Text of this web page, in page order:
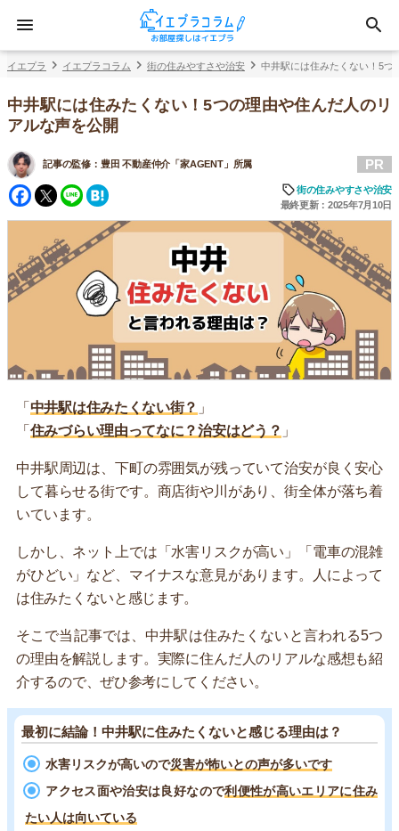
イエプラ イエプラコラム 街の住みやすさや治安 中井駅には住みたくない！5つ
中井駅には住みたくない！5つの理由や住んだ人のリ
アルな声を公開
記事の監修： 豊田 不動産仲介「家AGENT」所属
Facebook
Twitter
Line
PR
街の住みやすさや治安
最終更新：2025年7月10日
「 中井駅は住みたくない街？ 」
「 住みづらい理由ってなに？治安はどう？ 」
中井駅周辺は、下町の雰囲気が残っていて治安が良く安心
して暮らせる街です。商店街や川があり、街全体が落ち着
いています。
しかし、ネット上では「水害リスクが高い」「電車の混雑
がひどい」など、マイナスな意見があります。人によって
は住みたくないと感じます。
そこで当記事では、中井駅は住みたくないと言われる5つ
の理由を解説します。実際に住んだ人のリアルな感想も紹
介するので、ぜひ参考にしてください。
最初に結論！中井駅に住みたくないと感じる理由は？
水害リスクが高いので災害が怖いとの声が多いです
アクセス面や治安は良好なので利便性が高いエリアに住み
たい人は向いている